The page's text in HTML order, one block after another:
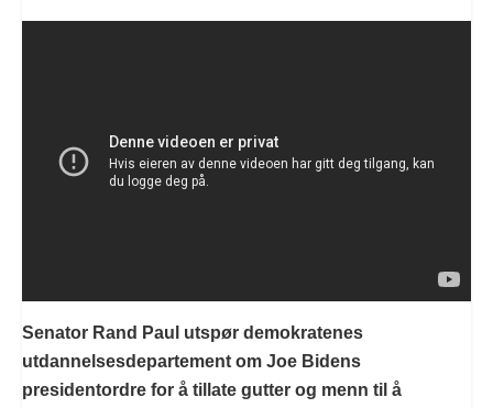
Senator Rand Paul utspør demokratenes
utdannelsesdepartement om Joe Bidens
presidentordre for å tillate gutter og menn til å